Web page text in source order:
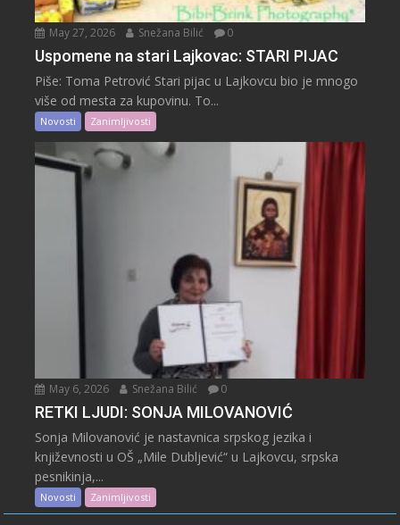
May 27, 2026 Snežana Bilić 0
Uspomene na stari Lajkovac: STARI PIJAC
Piše: Toma Petrović Stari pijac u Lajkovcu bio je mnogo
više od mesta za kupovinu. To...
Novosti Zanimljivosti
May 6, 2026 Snežana Bilić 0
RETKI LJUDI: SONJA MILOVANOVIĆ
Sonja Milovanović je nastavnica srpskog jezika i
književnosti u OŠ „Mile Dubljević“ u Lajkovcu, srpska
pesnikinja,...
Novosti Zanimljivosti